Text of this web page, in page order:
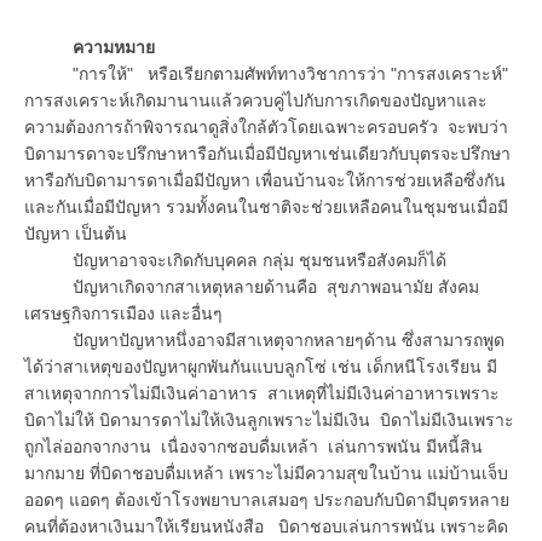
ความหมาย
"การให้" หรือเรียกตามศัพท์ทางวิชาการว่า "การสงเคราะห์"
การสงเคราะห์เกิดมานานแล้วควบคู่ไปกับการเกิดของปัญหาและ
ความต้องการถ้าพิจารณาดูสิ่งใกล้ตัวโดยเฉพาะครอบครัว จะพบว่า
บิดามารดาจะปรึกษาหารือกันเมื่อมีปัญหาเช่นเดียวกับบุตรจะปรึกษา
หารือกับบิดามารดาเมื่อมีปัญหา เพื่อนบ้านจะให้การช่วยเหลือซึ่งกัน
และกันเมื่อมีปัญหา รวมทั้งคนในชาติจะช่วยเหลือคนในชุมชนเมื่อมี
ปัญหา เป็นต้น
ปัญหาอาจจะเกิดกับบุคคล กลุ่ม ชุมชนหรือสังคมก็ได้
ปัญหาเกิดจากสาเหตุหลายด้านคือ สุขภาพอนามัย สังคม
เศรษฐกิจการเมือง และอื่นๆ
ปัญหาปัญหาหนึ่งอาจมีสาเหตุจากหลายๆด้าน ซึ่งสามารถพูด
ได้ว่าสาเหตุของปัญหาผูกพันกันแบบลูกโซ่ เช่น เด็กหนีโรงเรียน มี
สาเหตุจากการไม่มีเงินค่าอาหาร สาเหตุที่ไม่มีเงินค่าอาหารเพราะ
บิดาไม่ให้ บิดามารดาไม่ให้เงินลูกเพราะไม่มีเงิน บิดาไม่มีเงินเพราะ
ถูกไล่ออกจากงาน เนื่องจากชอบดื่มเหล้า เล่นการพนัน มีหนี้สิน
มากมาย ที่บิดาชอบดื่มเหล้า เพราะไม่มีความสุขในบ้าน แม่บ้านเจ็บ
ออดๆ แอดๆ ต้องเข้าโรงพยาบาลเสมอๆ ประกอบกับบิดามีบุตรหลาย
คนที่ต้องหาเงินมาให้เรียนหนังสือ บิดาชอบเล่นการพนัน เพราะคิด